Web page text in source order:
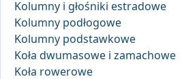
Kolumny i głośniki estradowe
Kolumny podłogowe
Kolumny podstawkowe
Koła dwumasowe i zamachowe
Koła rowerowe